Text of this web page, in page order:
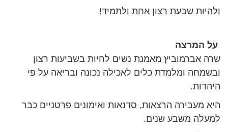
ולהיות שבעת רצון אחת ולתמיד!
על המרצה
שרה אברמוביץ מאמנת נשים לחיות בשביעות רצון
ובשמחה ומלמדת כלים לאכילה נכונה ובריאה על פי
היהדות.
היא מעבירה הרצאות, סדנאות ואימונים פרטניים כבר
למעלה משבע שנים.